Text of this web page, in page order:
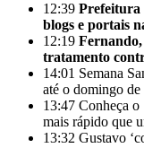
12:39 Prefeitura
blogs e portais
12:19
tratamento
14:01 Semana
até o domingo de
13:47 Conheça o
mais rápido que
13:32 Gustavo